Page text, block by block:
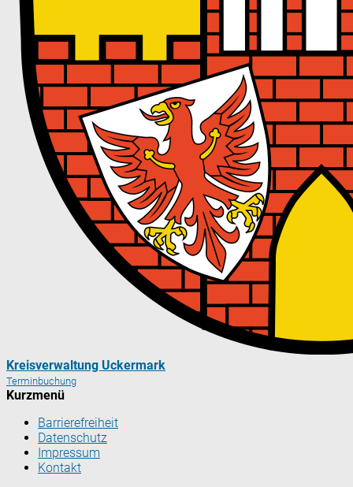
Kreisverwaltung Uckermark
Terminbuchung
Kurzmenü
Barrierefreiheit
Datenschutz
Impressum
Kontakt